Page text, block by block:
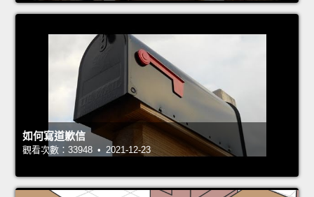
如何寫道歉信
觀看次數：33948 • 2021-12-23